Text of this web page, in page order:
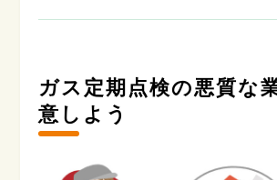
ガス定期点検の悪質な
意しよう